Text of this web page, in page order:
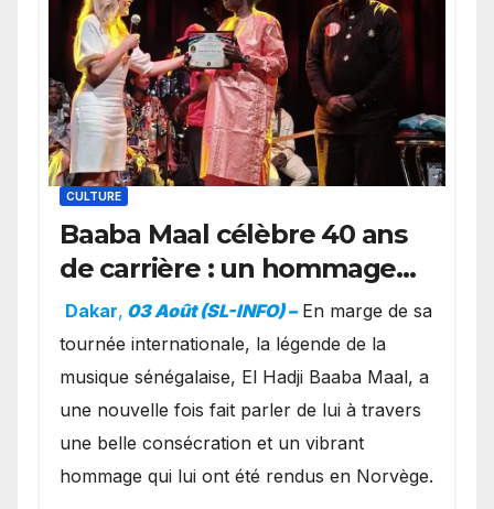
CULTURE
Baaba Maal célèbre 40 ans
de carrière : un hommage
exceptionnel à Oslo en
présence de la famille
royale.
Dakar, 03 Août (SL-INFO) – ​En marge de sa
tournée internationale, la légende de la
musique sénégalaise, El Hadji Baaba Maal, a
une nouvelle fois fait parler de lui à travers
une belle consécration et un vibrant
hommage qui lui ont été rendus en Norvège.